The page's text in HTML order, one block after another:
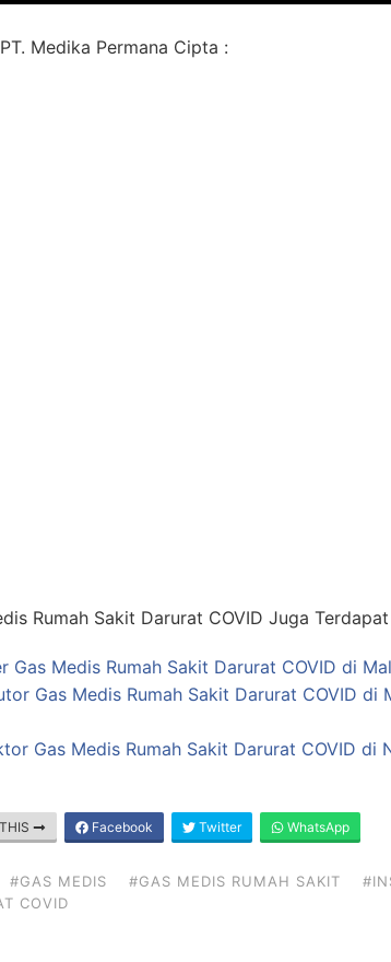
Medika Permana Cipta :
Rumah Sakit Darurat COVID Juga
Gas Medis Rumah Sakit Darurat COVID di
Gas Medis Rumah Sakit Darurat COVID di
Gas Medis Rumah Sakit Darurat COVID di
Facebook Twitter WhatsApp
#GAS MEDIS #GAS MEDIS RUMAH SAKIT
COVID